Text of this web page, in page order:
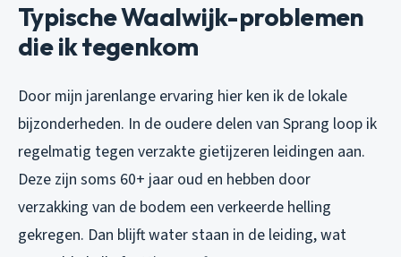
Typische Waalwijk-problemen
die ik tegenkom
Door mijn jarenlange ervaring hier ken ik de lokale
bijzonderheden. In de oudere delen van Sprang loop ik
regelmatig tegen verzakte gietijzeren leidingen aan.
Deze zijn soms 60+ jaar oud en hebben door
verzakking van de bodem een verkeerde helling
gekregen. Dan blijft water staan in de leiding, wat